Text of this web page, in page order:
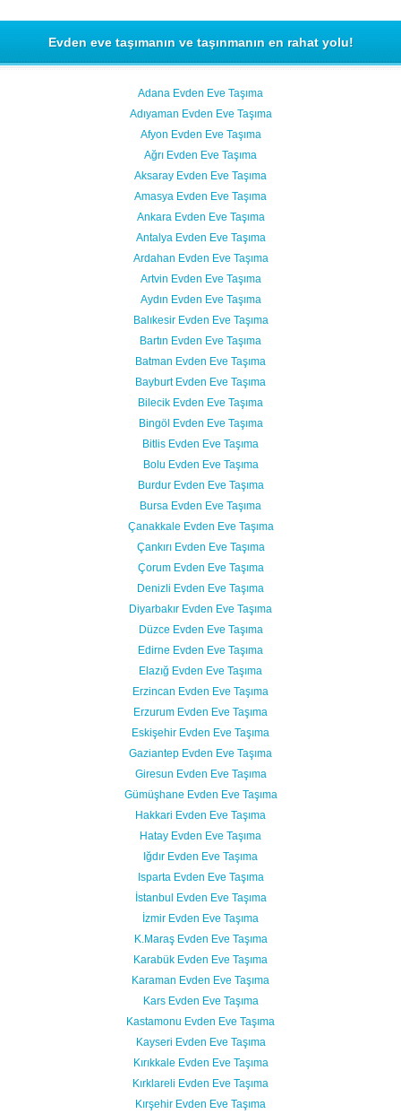
Evden eve taşımanın ve taşınmanın en rahat yolu!
Adana Evden Eve Taşıma
Adıyaman Evden Eve Taşıma
Afyon Evden Eve Taşıma
Ağrı Evden Eve Taşıma
Aksaray Evden Eve Taşıma
Amasya Evden Eve Taşıma
Ankara Evden Eve Taşıma
Antalya Evden Eve Taşıma
Ardahan Evden Eve Taşıma
Artvin Evden Eve Taşıma
Aydın Evden Eve Taşıma
Balıkesir Evden Eve Taşıma
Bartın Evden Eve Taşıma
Batman Evden Eve Taşıma
Bayburt Evden Eve Taşıma
Bilecik Evden Eve Taşıma
Bingöl Evden Eve Taşıma
Bitlis Evden Eve Taşıma
Bolu Evden Eve Taşıma
Burdur Evden Eve Taşıma
Bursa Evden Eve Taşıma
Çanakkale Evden Eve Taşıma
Çankırı Evden Eve Taşıma
Çorum Evden Eve Taşıma
Denizli Evden Eve Taşıma
Diyarbakır Evden Eve Taşıma
Düzce Evden Eve Taşıma
Edirne Evden Eve Taşıma
Elazığ Evden Eve Taşıma
Erzincan Evden Eve Taşıma
Erzurum Evden Eve Taşıma
Eskişehir Evden Eve Taşıma
Gaziantep Evden Eve Taşıma
Giresun Evden Eve Taşıma
Gümüşhane Evden Eve Taşıma
Hakkari Evden Eve Taşıma
Hatay Evden Eve Taşıma
Iğdır Evden Eve Taşıma
Isparta Evden Eve Taşıma
İstanbul Evden Eve Taşıma
İzmir Evden Eve Taşıma
K.Maraş Evden Eve Taşıma
Karabük Evden Eve Taşıma
Karaman Evden Eve Taşıma
Kars Evden Eve Taşıma
Kastamonu Evden Eve Taşıma
Kayseri Evden Eve Taşıma
Kırıkkale Evden Eve Taşıma
Kırklareli Evden Eve Taşıma
Kırşehir Evden Eve Taşıma